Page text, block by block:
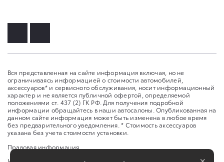
Вся представленная на сайте информация включая, но не
ограничиваясь информацией о стоимости автомобилей,
аксессуаров* и сервисного обслуживания, носит информационный
характер и не является публичной офертой, определяемой
положениями ст. 437 (2) ГК РФ. Для получения подробной
информации обращайтесь в наши автосалоны. Опубликованная на
данном сайте информация может быть изменена в любое время
без предварительного уведомления. * Стоимость аксессуаров
указана без учета стоимости установки.
Правовая информация